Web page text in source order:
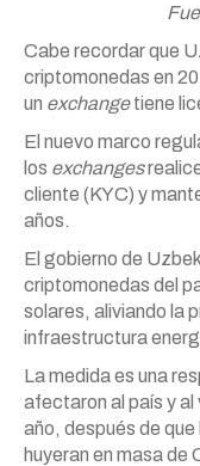
Cabe recordar que
criptomonedas en
un exchangetiene
El nuevo marco
los exchanges
cliente (KYC) y
años.
El gobierno de
criptomonedas del
solares, aliviando la
infraestructura
La medida es una
afectaron al país y al
año, después de
huyeran en masa de